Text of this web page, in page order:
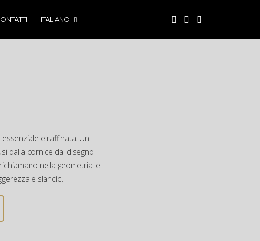
ITALIANO
e raffinata. Un
dalla cornice dal disegno
nella geometria le
e slancio.